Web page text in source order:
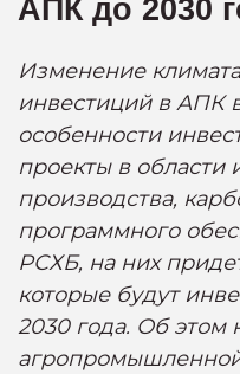
АПК до 2030
Изменение
инвестиций в АПК
особенности
проекты в области
производства,
программного
РСХБ, на них
которые будут
2030 года. Об этом
агропромышленной